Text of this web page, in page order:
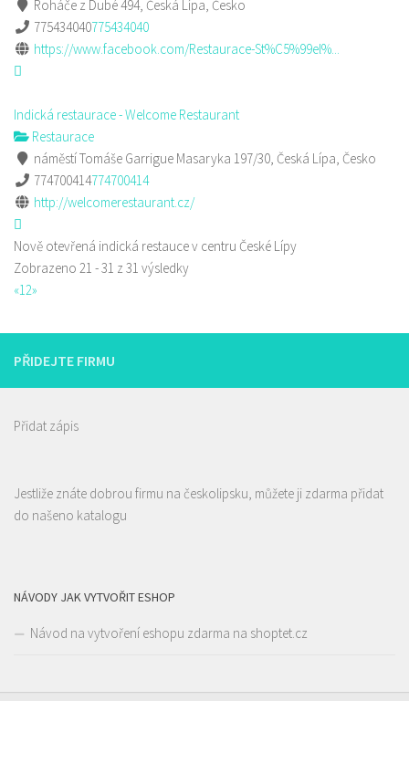
Roháče z Dubé 494, Česká Lípa, Česko
775434040775434040
https://www.facebook.com/Restaurace-St%C5%99el%...
Indická restaurace - Welcome Restaurant
Restaurace
náměstí Tomáše Garrigue Masaryka 197/30, Česká Lípa, Česko
774700414774700414
http://welcomerestaurant.cz/
Nově otevřená indická restauce v centru České Lípy
Zobrazeno 21 - 31 z 31 výsledky
«12»
PŘIDEJTE FIRMU
Přidat zápis
Jestliže znáte dobrou firmu na českolipsku, můžete ji zdarma přidat
do našeno katalogu
NÁVODY JAK VYTVOŘIT ESHOP
Návod na vytvoření eshopu zdarma na shoptet.cz